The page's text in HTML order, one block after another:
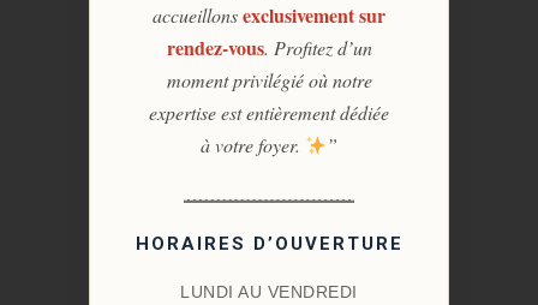
accueillonsexclusivement sur
rendez-vous. Profitez d’un
moment privilégié où notre
expertise est entièrement dédiée
à votre foyer.
”
HORAIRES D’OUVERTURE
LUNDI AU VENDREDI